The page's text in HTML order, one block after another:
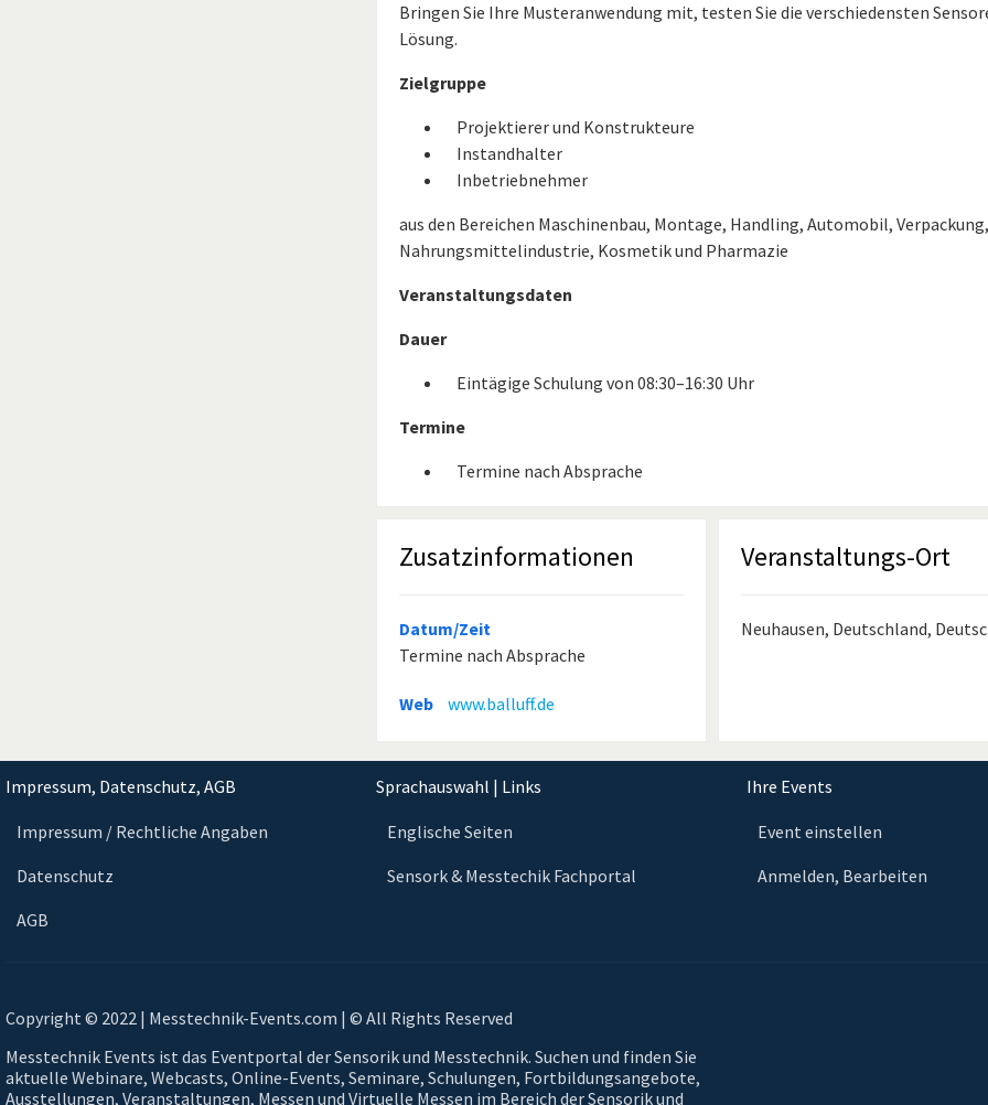
Bringen Sie Ihre Musteranwendung mit, testen Sie die verschiedensten
Lösung.
Zielgruppe
Projektierer und Konstrukteure
Instandhalter
Inbetriebnehmer
aus den Bereichen Maschinenbau, Montage, Handling, Automobil,
Nahrungsmittelindustrie, Kosmetik und Pharmazie
Veranstaltungsdaten
Dauer
Eintägige Schulung von 08:30–16:30 Uhr
Termine
Termine nach Absprache
Zusatzinformationen
Datum/Zeit
Termine nach Absprache
Web www.balluff.de
Veranstaltungs-Ort
Neuhausen, Deutschland,
Impressum, Datenschutz, AGB
Impressum / Rechtliche Angaben
Datenschutz
AGB
Sprachauswahl | Links
Englische Seiten
Sensork & Messtechik Fachportal
Ihre Events
Event einstellen
Anmelden, Bearbeiten
Copyright © 2022 | Messtechnik-Events.com | © All Rights Reserved
Messtechnik Events ist das Eventportal der Sensorik und Messtechnik. Suchen und finden Sie
aktuelle Webinare, Webcasts, Online-Events, Seminare, Schulungen, Fortbildungsangebote,
Ausstellungen, Veranstaltungen, Messen und Virtuelle Messen im Bereich der Sensorik und